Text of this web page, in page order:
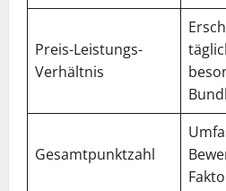
Preis-Leistungs-
Verhältnis
Gesamtpunktzahl